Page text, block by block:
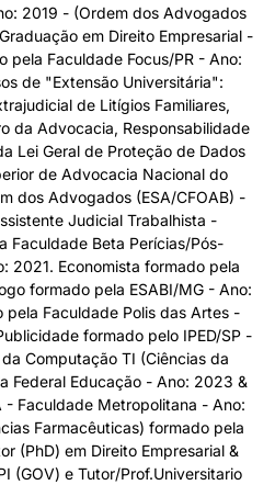
2019 - (Ordem dos Advogados
em Direito Empresarial -
pela Faculdade Focus/PR - Ano:
de "Extensão Universitária":
de Litígios Familiares,
da Advocacia, Responsabilidade
Lei Geral de Proteção de Dados
de Advocacia Nacional do
dos Advogados (ESA/CFOAB) -
Judicial Trabalhista -
Faculdade Beta Perícias/Pós-
2021. Economista formado pela
formado pela ESABI/MG - Ano:
pela Faculdade Polis das Artes -
formado pelo IPED/SP -
Computação TI (Ciências da
Federal Educação - Ano: 2023 &
- Faculdade Metropolitana - Ano:
Farmacêuticas) formado pela
(PhD) em Direito Empresarial &
(GOV) e Tutor/Prof.Universitario